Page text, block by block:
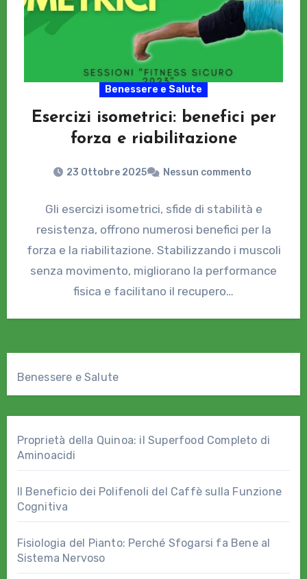
Benessere e Salute
Esercizi isometrici: benefici per
forza e riabilitazione
23 Ottobre 2025 Nessun commento
Gli esercizi isometrici, sfide di stabilità e
resistenza, offrono numerosi benefici per la
forza e la riabilitazione. Stabilizzando i muscoli
senza movimento, migliorano la performance
fisica e facilitano il recupero…
Benessere e Salute
Proprietà della Quinoa: il Superfood Completo di
Aminoacidi
Il Beneficio dei Polifenoli del Caffè sulla Funzione
Cognitiva
Fisiologia del Pianto: Perché Sfogarsi fa Bene al
Sistema Nervoso